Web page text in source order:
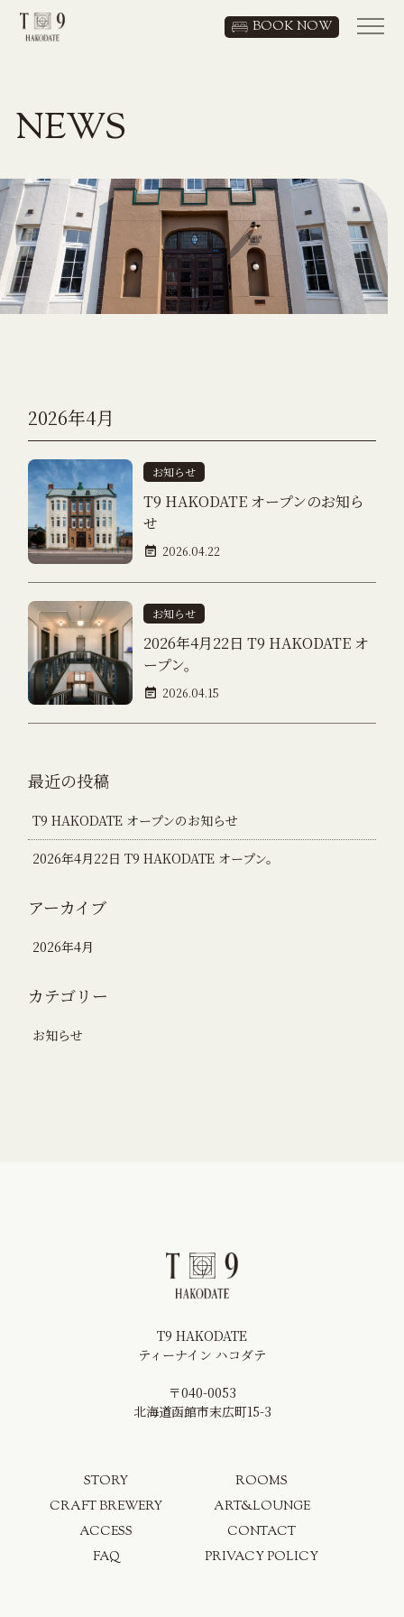
BOOK NOW
NEWS
2026年4月
お知らせ
T9 HAKODATE オープンのお知ら
せ
2026.04.22
お知らせ
2026年4月22日 T9 HAKODATE オ
ープン。
2026.04.15
最近の投稿
T9 HAKODATE オープンのお知らせ
2026年4月22日 T9 HAKODATE オープン。
アーカイブ
2026年4月
カテゴリー
お知らせ
T9 HAKODATE
ティーナイン ハコダテ
〒040-0053
北海道函館市末広町15-3
STORY
ROOMS
CRAFT BREWERY
ART&LOUNGE
ACCESS
CONTACT
FAQ
PRIVACY POLICY